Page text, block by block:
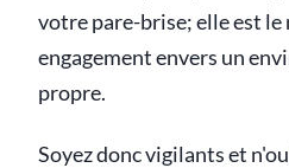
votre pare-brise; elle est
engagement envers un
propre.
Soyez donc vigilants et